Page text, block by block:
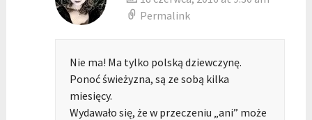
Permalink
Nie ma! Ma tylko polską dziewczynę.
Ponoć świeżyzna, są ze sobą kilka
miesięcy.
Wydawało się, że w przeczeniu „ani” może